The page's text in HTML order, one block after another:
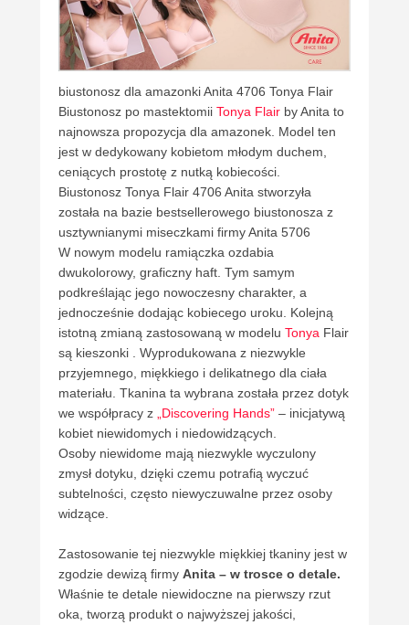
biustonosz dla amazonki Anita 4706 Tonya Flair
Biustonosz po mastektomii Tonya Flair by Anita to
najnowsza propozycja dla amazonek. Model ten
jest w dedykowany kobietom młodym duchem,
ceniących prostotę z nutką kobiecości.
Biustonosz Tonya Flair 4706 Anita stworzyła
została na bazie bestsellerowego biustonosza z
usztywnianymi miseczkami firmy Anita 5706
W nowym modelu ramiączka ozdabia
dwukolorowy, graficzny haft. Tym samym
podkreślając jego nowoczesny charakter, a
jednocześnie dodając kobiecego uroku. Kolejną
istotną zmianą zastosowaną w modelu Tonya Flair
są kieszonki . Wyprodukowana z niezwykle
przyjemnego, miękkiego i delikatnego dla ciała
materiału. Tkanina ta wybrana została przez dotyk
we współpracy z
„Discovering Hands” – inicjatywą
kobiet niewidomych i niedowidzących.
Osoby niewidome mają niezwykle wyczulony
zmysł dotyku, dzięki czemu potrafią wyczuć
subtelności, często niewyczuwalne przez osoby
widzące.
Zastosowanie tej niezwykle miękkiej tkaniny jest w
zgodzie dewizą firmy Anita – w trosce o detale.
Właśnie te detale niewidoczne na pierwszy rzut
oka, tworzą produkt o najwyższej jakości,